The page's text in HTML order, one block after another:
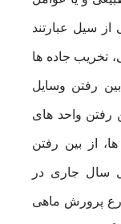
سیل عبارتند
تخریب جاده ها
رفتن وسایل
رفتن واحد های
از بین رفتن
سال جاری در
پرورش ماهی